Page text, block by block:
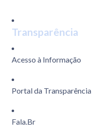
Transparência
Acesso à Informação
Portal da Transparência
Fala.Br